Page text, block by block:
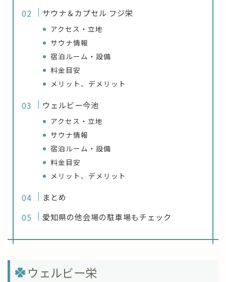
サウナ＆カプセル フジ栄
アクセス・立地
サウナ情報
宿泊ルーム・設備
料金目安
メリット、デメリット
ウェルビー今池
アクセス・立地
サウナ情報
宿泊ルーム・設備
料金目安
メリット、デメリット
まとめ
愛知県の他会場の駐車場もチェック
ウェルビー栄